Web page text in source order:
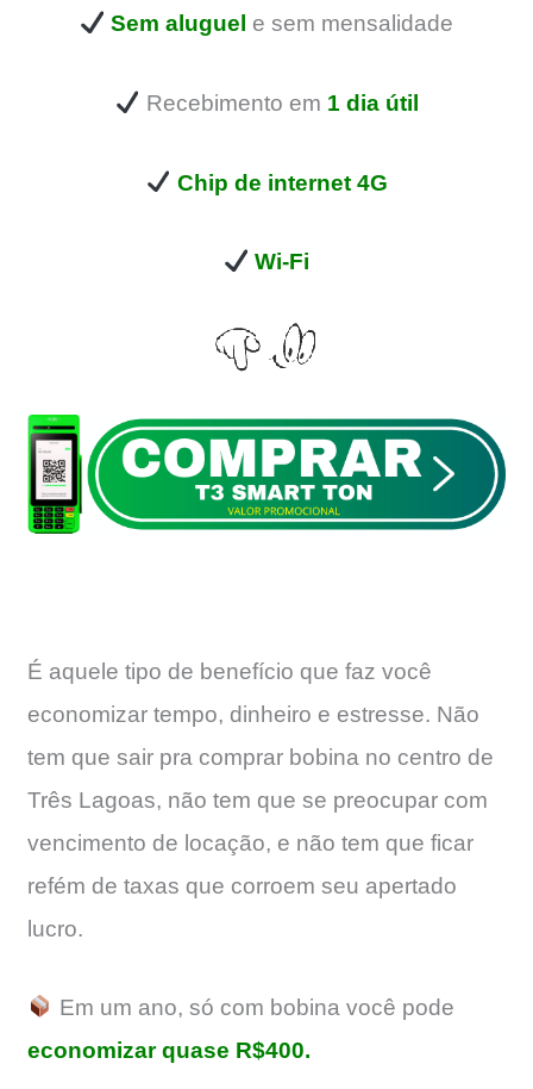
Sem aluguel e sem mensalidade
Recebimento em 1 dia útil
Chip de internet 4G
Wi-Fi
É aquele tipo de benefício que faz você
economizar tempo, dinheiro e estresse. Não
tem que sair pra comprar bobina no centro de
Três Lagoas, não tem que se preocupar com
vencimento de locação, e não tem que ficar
refém de taxas que corroem seu apertado
lucro.
Em um ano, só com bobina você pode
economizar quase R$400.